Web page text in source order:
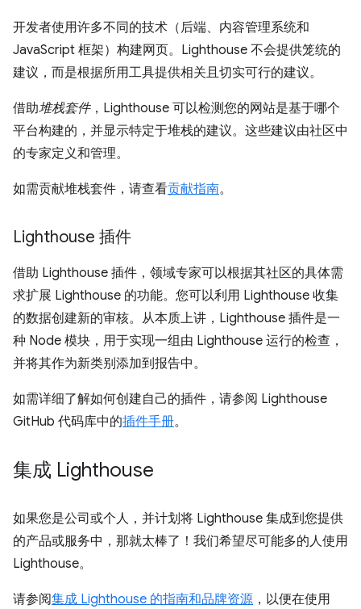
开发者使用许多不同的技术（后端、内容管理系统和
JavaScript 框架）构建网页。Lighthouse 不会提供笼统的
建议，而是根据所用工具提供相关且切实可行的建议。
借助堆栈套件，Lighthouse 可以检测您的网站是基于哪个
平台构建的，并显示特定于堆栈的建议。这些建议由社区中
的专家定义和管理。
如需贡献堆栈套件，请查看贡献指南。
Lighthouse 插件
借助 Lighthouse 插件，领域专家可以根据其社区的具体需
求扩展 Lighthouse 的功能。您可以利用 Lighthouse 收集
的数据创建新的审核。从本质上讲，Lighthouse 插件是一
种 Node 模块，用于实现一组由 Lighthouse 运行的检查，
并将其作为新类别添加到报告中。
如需详细了解如何创建自己的插件，请参阅 Lighthouse
GitHub 代码库中的插件手册。
集成 Lighthouse
如果您是公司或个人，并计划将 Lighthouse 集成到您提供
的产品或服务中，那就太棒了！我们希望尽可能多的人使用
Lighthouse。
请参阅集成 Lighthouse 的指南和品牌资源 ，以便在使用